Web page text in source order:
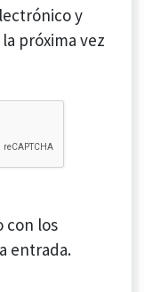
y
próxima vez
con los
entrada.